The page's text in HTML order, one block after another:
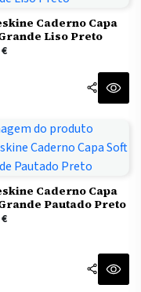
Caderno Capa
Liso Preto
€
Caderno Capa
Pautado Preto
€